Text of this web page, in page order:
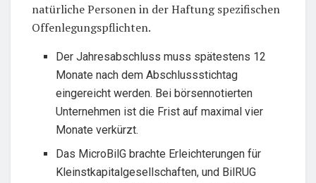
natürliche Personen in der Haftung spezifischen
Offenlegungspflichten.
Der Jahresabschluss muss spätestens 12
Monate nach dem Abschlussstichtag
eingereicht werden. Bei börsennotierten
Unternehmen ist die Frist auf maximal vier
Monate verkürzt.
Das MicroBilG brachte Erleichterungen für
Kleinstkapitalgesellschaften, und BilRUG